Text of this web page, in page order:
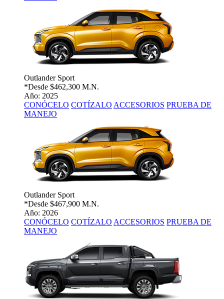
Outlander Sport
*Desde $462,300 M.N.
Año: 2025
CONÓCELO COTÍZALO ACCESORIOS PRUEBA DE
MANEJO
Outlander Sport
*Desde $467,900 M.N.
Año: 2026
CONÓCELO COTÍZALO ACCESORIOS PRUEBA DE
MANEJO